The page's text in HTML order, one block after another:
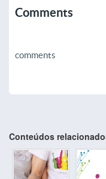
Comments
comments
Conteúdos